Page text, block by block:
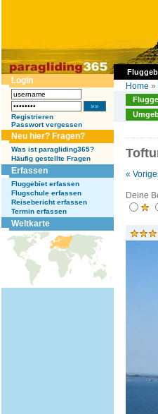
Login
Registrieren
Passwort vergessen
Neu hier? Fragen?
Was ist paragliding365?
Häufig gestellte Fragen
Erfassen
Fluggebiet erfassen
Flugschule erfassen
Reisebericht erfassen
Termin erfassen
Weltkarte
Home »
«
Deine